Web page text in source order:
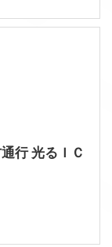
行 光るＩＣ